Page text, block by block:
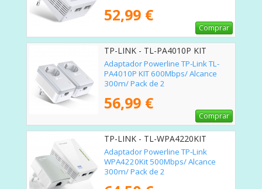
52,99 €
Comprar
TP-LINK - TL-PA4010P KIT
Adaptador Powerline TP-Link TL-
PA4010P KIT 600Mbps/ Alcance
300m/ Pack de 2
56,99 €
Comprar
TP-LINK - TL-WPA4220KIT
Adaptador Powerline TP-Link
WPA4220Kit 500Mbps/ Alcance
300m/ Pack de 2